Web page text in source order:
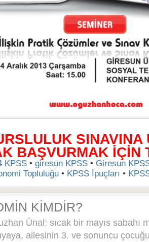
SINAVINA
BAŞVURMAK İÇİN
KPSS • giresun KPSS • Giresun
Topluluğu • KPSS İpuçları •
KIMDIR?
Ünal; sıcak bir mayıs sabahı
ailesinin 3. ve sonuncu